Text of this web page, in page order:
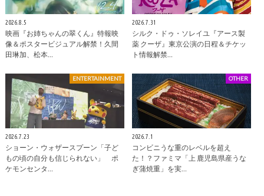
2026.8.5
映画『お姉ちゃんの翠くん』特報映
像＆ポスタービジュアル解禁！久間
田琳加、松本…
2026.7.31
シルク・ドゥ・ソレイユ『アース製
薬 クーザ』東京公演の日程＆チケッ
ト情報解禁…
ENTERTAINMENT
2026.7.23
ショーン・ウォザースプーン「子ど
もの頃の自分も信じられない」 ポ
ケモンセンタ…
OTHER
2026.7.1
コンビニうな重のレベルを超え
た！？ファミマ「上 鹿児島県産うな
ぎ蒲焼重」を実…